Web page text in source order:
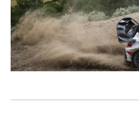
Realçamos que o
tecnologias similares
experiência de